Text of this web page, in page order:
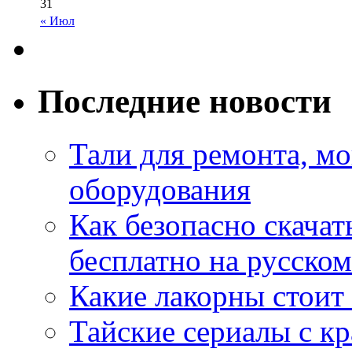
« Июл
31
Последние новости
Тали для ремонта,
оборудования
Как безопасно
бесплатно на
Какие лакорны
Тайские сериалы с